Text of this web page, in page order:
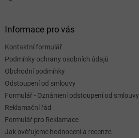
Informace pro vás
Kontaktní formulář
Podmínky ochrany osobních údajů
Obchodní podmínky
Odstoupení od smlouvy
Formulář - Oznámení odstoupení od smlouvy
Reklamační řád
Formulář pro Reklamace
Jak ověřujeme hodnocení a recenze